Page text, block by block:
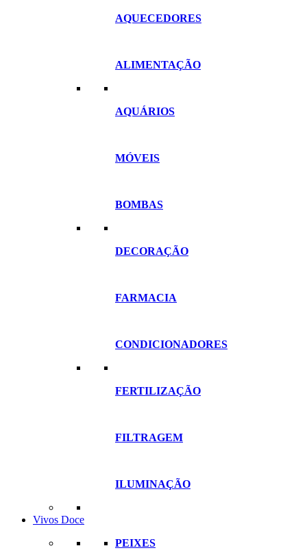
AQUECEDORES
ALIMENTAÇÃO
AQUÁRIOS
MÓVEIS
BOMBAS
DECORAÇÃO
FARMACIA
CONDICIONADORES
FERTILIZAÇÃO
FILTRAGEM
ILUMINAÇÃO
Vivos Doce
PEIXES